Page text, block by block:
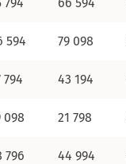
594 79 098
794 43 194
098 21 798
796 44 994